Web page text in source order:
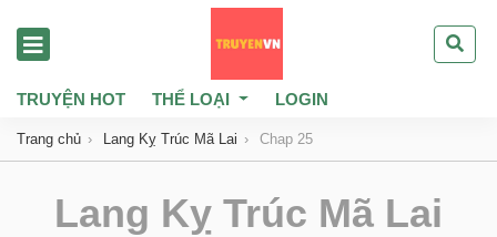
TRUYỆN HOT THỂ LOẠI LOGIN
Trang chủ Lang Kỵ Trúc Mã Lai Chap 25
Lang Kỵ Trúc Mã Lai